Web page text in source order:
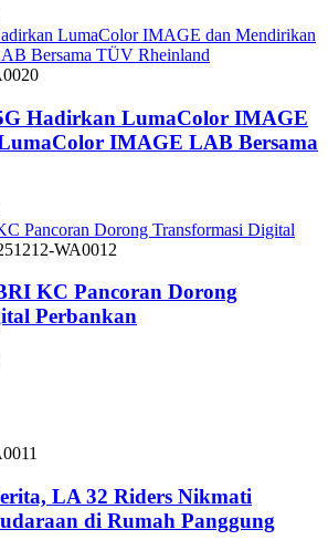
LumaColor IMAGE dan Mendirikan
Bersama TÜV Rheinland
Hadirkan LumaColor IMAGE
IMAGE LAB Bersama
Pancoran Dorong Transformasi Digital
KC Pancoran Dorong
Perbankan
LA 32 Riders Nikmati
di Rumah Panggung